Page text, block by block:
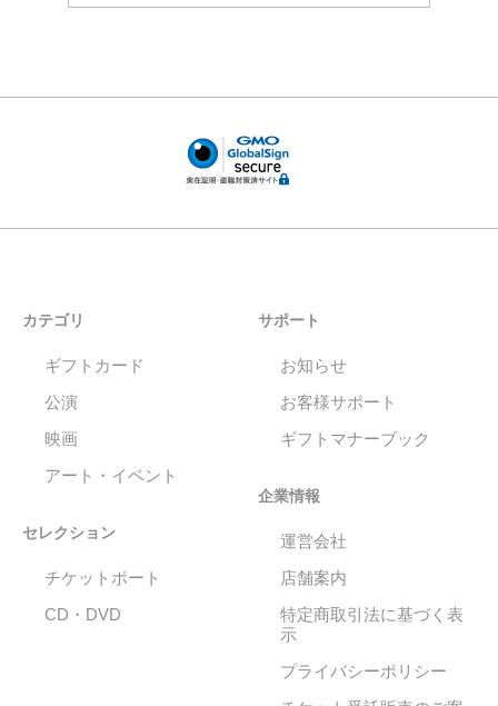
カテゴリ
ギフトカード
公演
映画
アート・イベント
セレクション
チケットポート
CD・DVD
サポート
お知らせ
お客様サポート
ギフトマナーブック
企業情報
運営会社
店舗案内
特定商取引法に基づく表
示
プライバシーポリシー